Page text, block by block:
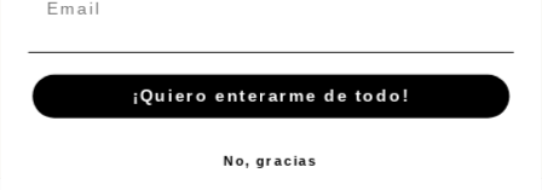
¡Quiero enterarme de todo!
No, gracias